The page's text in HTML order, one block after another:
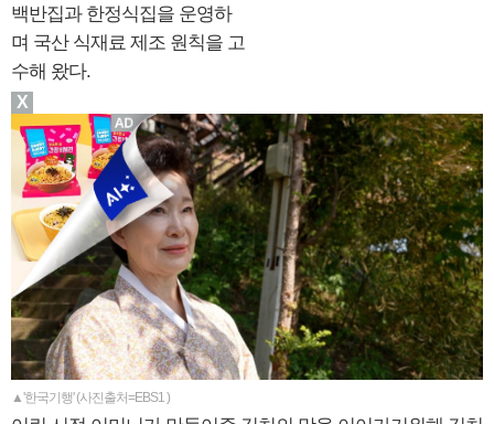
백반집과 한정식집을 운영하
며 국산 식재료 제조 원칙을 고
수해 왔다.
▲'한국기행' (사진출처=EBS1 )
X